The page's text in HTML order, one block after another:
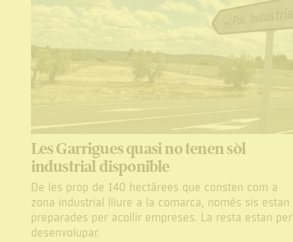
Les Garrigues quasi no tenen sòl
industrial disponible
De les prop de 140 hectàrees que consten com a
zona industrial lliure a la comarca, només sis estan
preparades per acollir empreses. La resta estan per
desenvolupar.